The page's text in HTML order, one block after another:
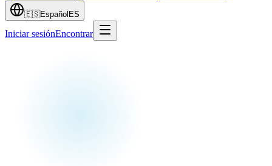
🇪🇸Español ES
Iniciar sesiónEncontrar